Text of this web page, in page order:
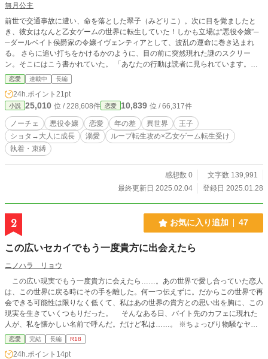
無月公主
前世で交通事故に遭い、命を落とした翠子（みどりこ）。次に目を覚ましたと
き、彼女はなんと乙女ゲームの世界に転生していた！しかも立場は“悪役令嬢”─
─ダールベイト侯爵家の令嬢イヴェンティアとして、波乱の運命に巻き込まれ
る。 さらに追い打ちをかけるかのように、目の前に突然現れた謎のスクリー
ン。そこにはこう書かれていた。 「あなたの行動は読者に見られています。こ
の物語が売れなければ、打ち切り。そしてあなたの人生も終了です。」 二度目
の人生にいきなり突きつけられた“打ち切り”という名の死の宣告に、イヴェンテ
ィアは唖然。しかし、ただ指をくわえて終わりを待つ彼女ではない。 「やって
やるわよ！！攻略対象以外を狙ってやるわ！！」 ――精神崩壊ギリギリを駆け
抜ける悪役令嬢の奮闘劇が今、幕を開ける！ 読者を沸かせ、物語を“生き残らせ
る”ために、彼女の挑戦が始まる──！
恋愛 連載中 長編
24h.ポイント 21pt
小説 25,010 位 / 228,608件 恋愛 10,839 位 / 66,317件
ノーチェ 悪役令嬢 恋愛 年の差 異世界
王子
ショタ→大人に成長
溺愛
ループ転生攻め×乙女ゲーム転生受け
執着・束縛
感想数 0
文字数 139,991
最終更新日 2025.02.04
登録日 2025.01.28
2 お気に入り追加 47
この広いセカイでもう一度貴方に出会えたら
ニノハラ リョウ
この広い現実でもう一度貴方に会えたら……。あの世界で愛し合っていた恋人
は、この世界に戻る時にその手を離した。何一つ伝えずに。だからこの世界で再
会できる可能性は限りなく低くて、私はあの世界の貴方との思い出を胸に、この
現実を生きていくつもりだった。 そんなある日、バイト先のカフェに現れた
人が、私を懐かしい名前で呼んだ。だけど私は……。 ※ちょっぴり物騒なヤン
デレヒーローと自己肯定感低めヒロインのお話です。淫語多め。
恋愛 完結 長編 R18
24h.ポイント 14pt